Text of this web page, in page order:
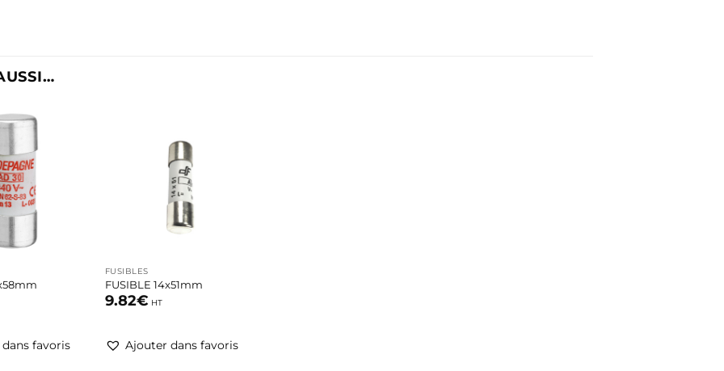
favoris
FUSIBLES
FUSIBLE 14x51mm
9.82€ HT
Ajouter dans favoris